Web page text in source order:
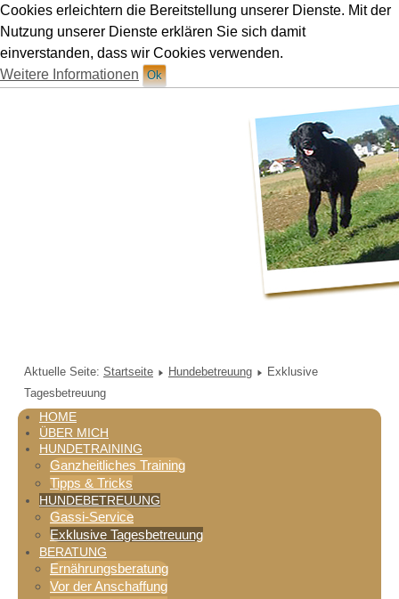
Cookies erleichtern die Bereitstellung unserer Dienste. Mit der
Nutzung unserer Dienste erklären Sie sich damit
einverstanden, dass wir Cookies verwenden.
Weitere Informationen
Ok
Hundetraining Ruetten in München
Aktuelle Seite: Startseite Hundebetreuung
Exklusive
Tagesbetreuung
HOME
ÜBER MICH
HUNDETRAINING
Ganzheitliches Training
Tipps & Tricks
HUNDEBETREUUNG
Gassi-Service
Exklusive Tagesbetreuung
BERATUNG
Ernährungsberatung
Vor der Anschaffung